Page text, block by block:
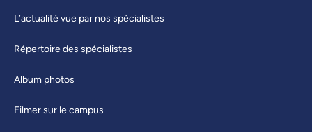
L’actualité vue par nos spécialistes
Répertoire des spécialistes
Album photos
Filmer sur le campus